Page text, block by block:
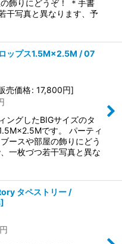
飾りにどうぞ！ ＊手書
干写真と異なります、予
ップス1.5M×2.5M / 07
売価格: 17,800円]
ングしたBIGサイズのタ
です。 パーティ
ースや部屋の飾りにどう
一枚づつ若干写真と異な
タペストリー /
]
円